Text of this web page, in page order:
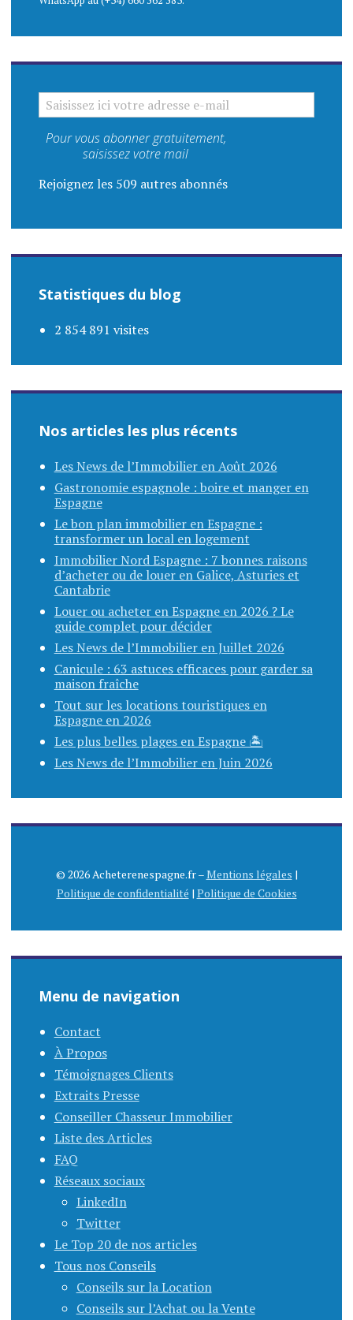
SAISISSEZ ICI VOTRE ADRESSE E-MAIL
Pour vous abonner gratuitement,
saisissez votre mail
Rejoignez les 509 autres abonnés
Statistiques du blog
2 854 891 visites
Nos articles les plus récents
Les News de l’Immobilier en Août 2026
Gastronomie espagnole : boire et manger en
Espagne
Le bon plan immobilier en Espagne :
transformer un local en logement
Immobilier Nord Espagne : 7 bonnes raisons
d’acheter ou de louer en Galice, Asturies et
Cantabrie
Louer ou acheter en Espagne en 2026 ? Le
guide complet pour décider
Les News de l’Immobilier en Juillet 2026
Canicule : 63 astuces efficaces pour garder sa
maison fraîche
Tout sur les locations touristiques en
Espagne en 2026
Les plus belles plages en Espagne 🏝️
Les News de l’Immobilier en Juin 2026
© 2026 Acheterenespagne.fr –Mentions légales |
Politique de confidentialité | Politique de Cookies
Menu de navigation
Contact
À Propos
Témoignages Clients
Extraits Presse
Conseiller Chasseur Immobilier
Liste des Articles
FAQ
Réseaux sociaux
LinkedIn
Twitter
Le Top 20 de nos articles
Tous nos Conseils
Conseils sur la Location
Conseils sur l’Achat ou la Vente